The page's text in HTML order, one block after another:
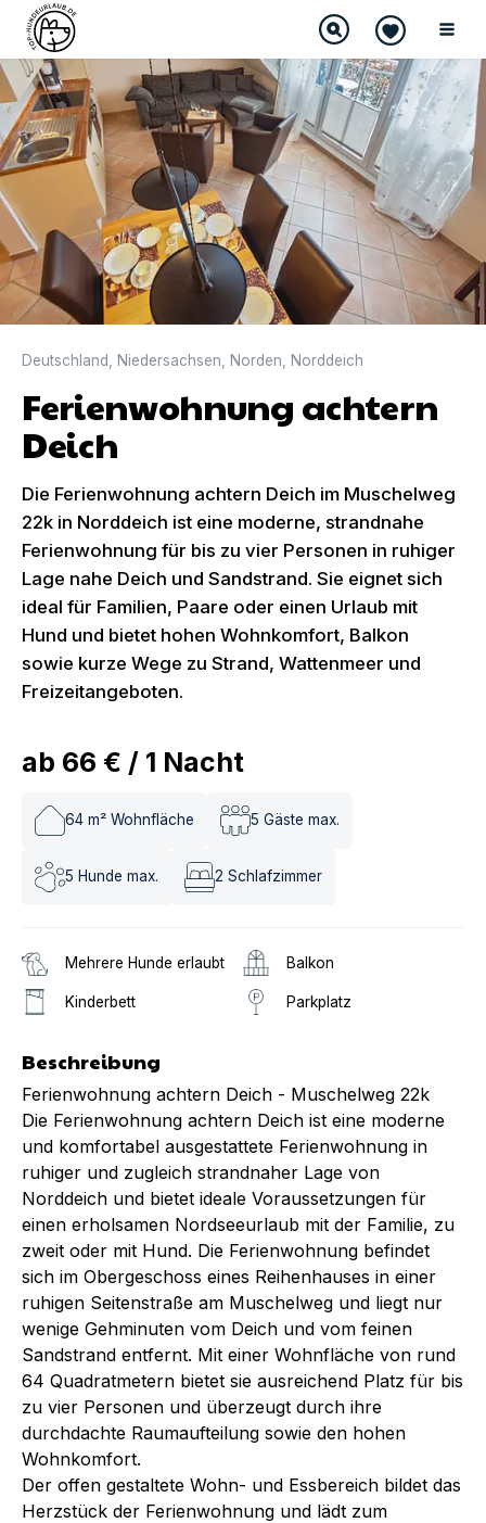
Deutschland Niedersachsen Norden Norddeich
Ferienwohnung achtern
Deich
Die Ferienwohnung achtern Deich im Muschelweg
22k in Norddeich ist eine moderne, strandnahe
Ferienwohnung für bis zu vier Personen in ruhiger
Lage nahe Deich und Sandstrand. Sie eignet sich
ideal für Familien, Paare oder einen Urlaub mit
Hund und bietet hohen Wohnkomfort, Balkon
sowie kurze Wege zu Strand, Wattenmeer und
Freizeitangeboten.
ab 66 € / 1 Nacht
64 m² Wohnfläche 5 Gäste max.
5 Hunde max. 2 Schlafzimmer
Mehrere Hunde erlaubt Balkon
Kinderbett Parkplatz
Beschreibung
Ferienwohnung achtern Deich - Muschelweg 22k
Die Ferienwohnung achtern Deich ist eine moderne
und komfortabel ausgestattete Ferienwohnung in
ruhiger und zugleich strandnaher Lage von
Norddeich und bietet ideale Voraussetzungen für
einen erholsamen Nordseeurlaub mit der Familie, zu
zweit oder mit Hund. Die Ferienwohnung befindet
sich im Obergeschoss eines Reihenhauses in einer
ruhigen Seitenstraße am Muschelweg und liegt nur
wenige Gehminuten vom Deich und vom feinen
Sandstrand entfernt. Mit einer Wohnfläche von rund
64 Quadratmetern bietet sie ausreichend Platz für bis
zu vier Personen und überzeugt durch ihre
durchdachte Raumaufteilung sowie den hohen
Wohnkomfort.
Der offen gestaltete Wohn- und Essbereich bildet das
Herzstück der Ferienwohnung und lädt zum